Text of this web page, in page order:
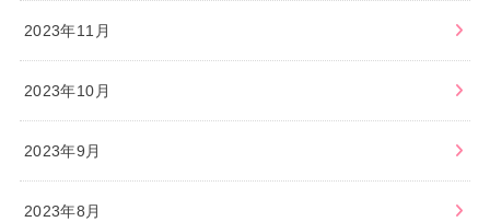
2023年11月
2023年10月
2023年9月
2023年8月